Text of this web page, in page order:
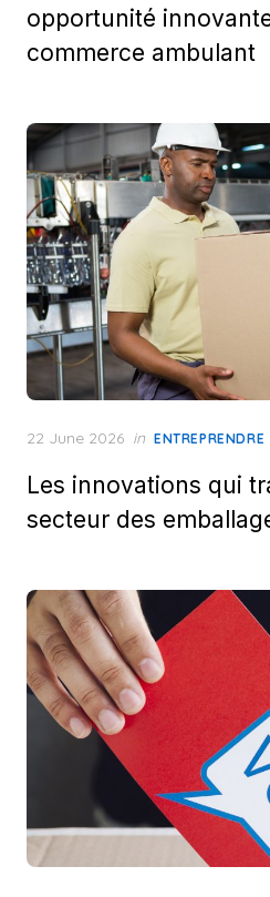
opportunité
commerce ambulant
Posted
22 June 2026 in ENTREPRENDRE
Les innovations qui
secteur des